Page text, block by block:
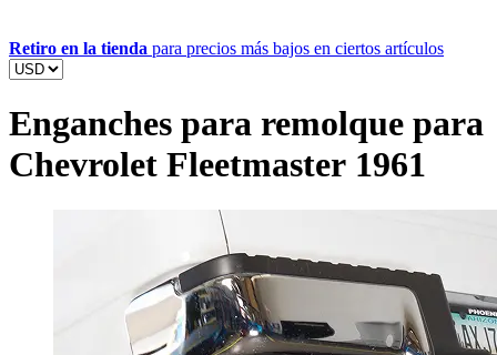
Retiro en la tienda para precios más bajos en ciertos artículos
Enganches para remolque para
Chevrolet Fleetmaster 1961